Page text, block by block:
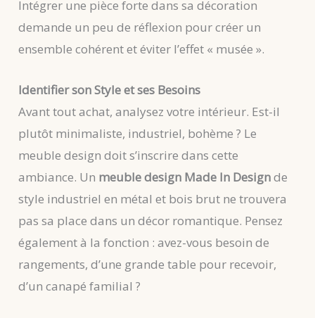
Intégrer une pièce forte dans sa décoration
demande un peu de réflexion pour créer un
ensemble cohérent et éviter l’effet « musée ».
Identifier son Style et ses Besoins
Avant tout achat, analysez votre intérieur. Est-il
plutôt minimaliste, industriel, bohème ? Le
meuble design doit s’inscrire dans cette
ambiance. Un meuble design Made In Designde
style industriel en métal et bois brut ne trouvera
pas sa place dans un décor romantique. Pensez
également à la fonction : avez-vous besoin de
rangements, d’une grande table pour recevoir,
d’un canapé familial ?